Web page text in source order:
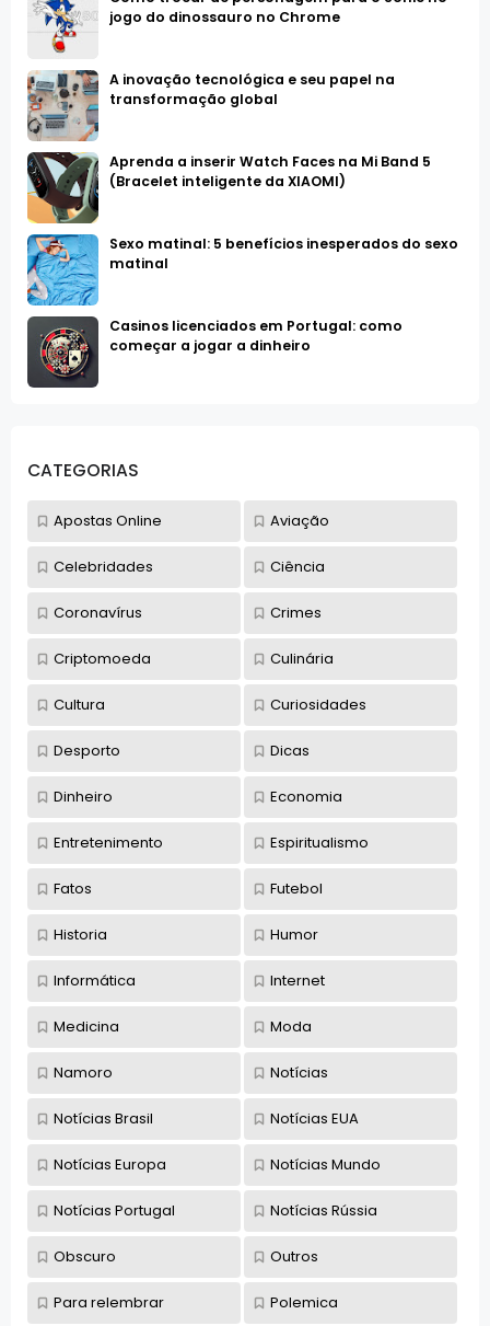
jogo do dinossauro no Chrome
A inovação tecnológica e seu papel na
transformação global
Aprenda a inserir Watch Faces na Mi Band 5
(Bracelet inteligente da XIAOMI)
Sexo matinal: 5 benefícios inesperados do sexo
matinal
Casinos licenciados em Portugal: como
começar a jogar a dinheiro
CATEGORIAS
Apostas Online Aviação
Celebridades Ciência
Coronavírus Crimes
Criptomoeda Culinária
Cultura Curiosidades
Desporto Dicas
Dinheiro Economia
Entretenimento Espiritualismo
Fatos Futebol
Historia Humor
Informática Internet
Medicina Moda
Namoro Notícias
Notícias Brasil Notícias EUA
Notícias Europa Notícias Mundo
Notícias Portugal Notícias Rússia
Obscuro Outros
Para relembrar Polemica